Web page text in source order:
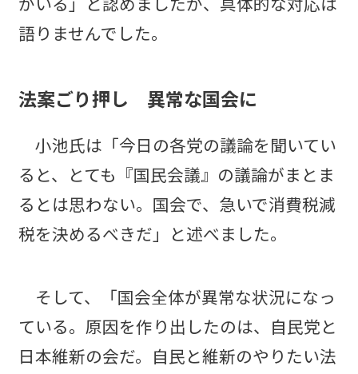
語りませんでした。
法案ごり押し 異常な国会に
小池氏は「今日の各党の議論を聞いてい
ると、とても『国民会議』の議論がまとま
るとは思わない。国会で、急いで消費税減
税を決めるべきだ」と述べました。
そして、「国会全体が異常な状況になっ
ている。原因を作り出したのは、自民党と
日本維新の会だ。自民と維新のやりたい法